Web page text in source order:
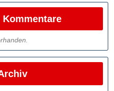
Kommentare